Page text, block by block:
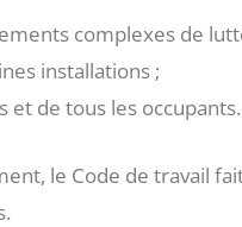
complexes de
installations ;
et de tous les occupants.
le Code de travail